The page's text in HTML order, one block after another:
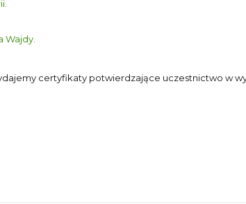
Wajdy.
certyfikaty potwierdzające uczestnictwo w